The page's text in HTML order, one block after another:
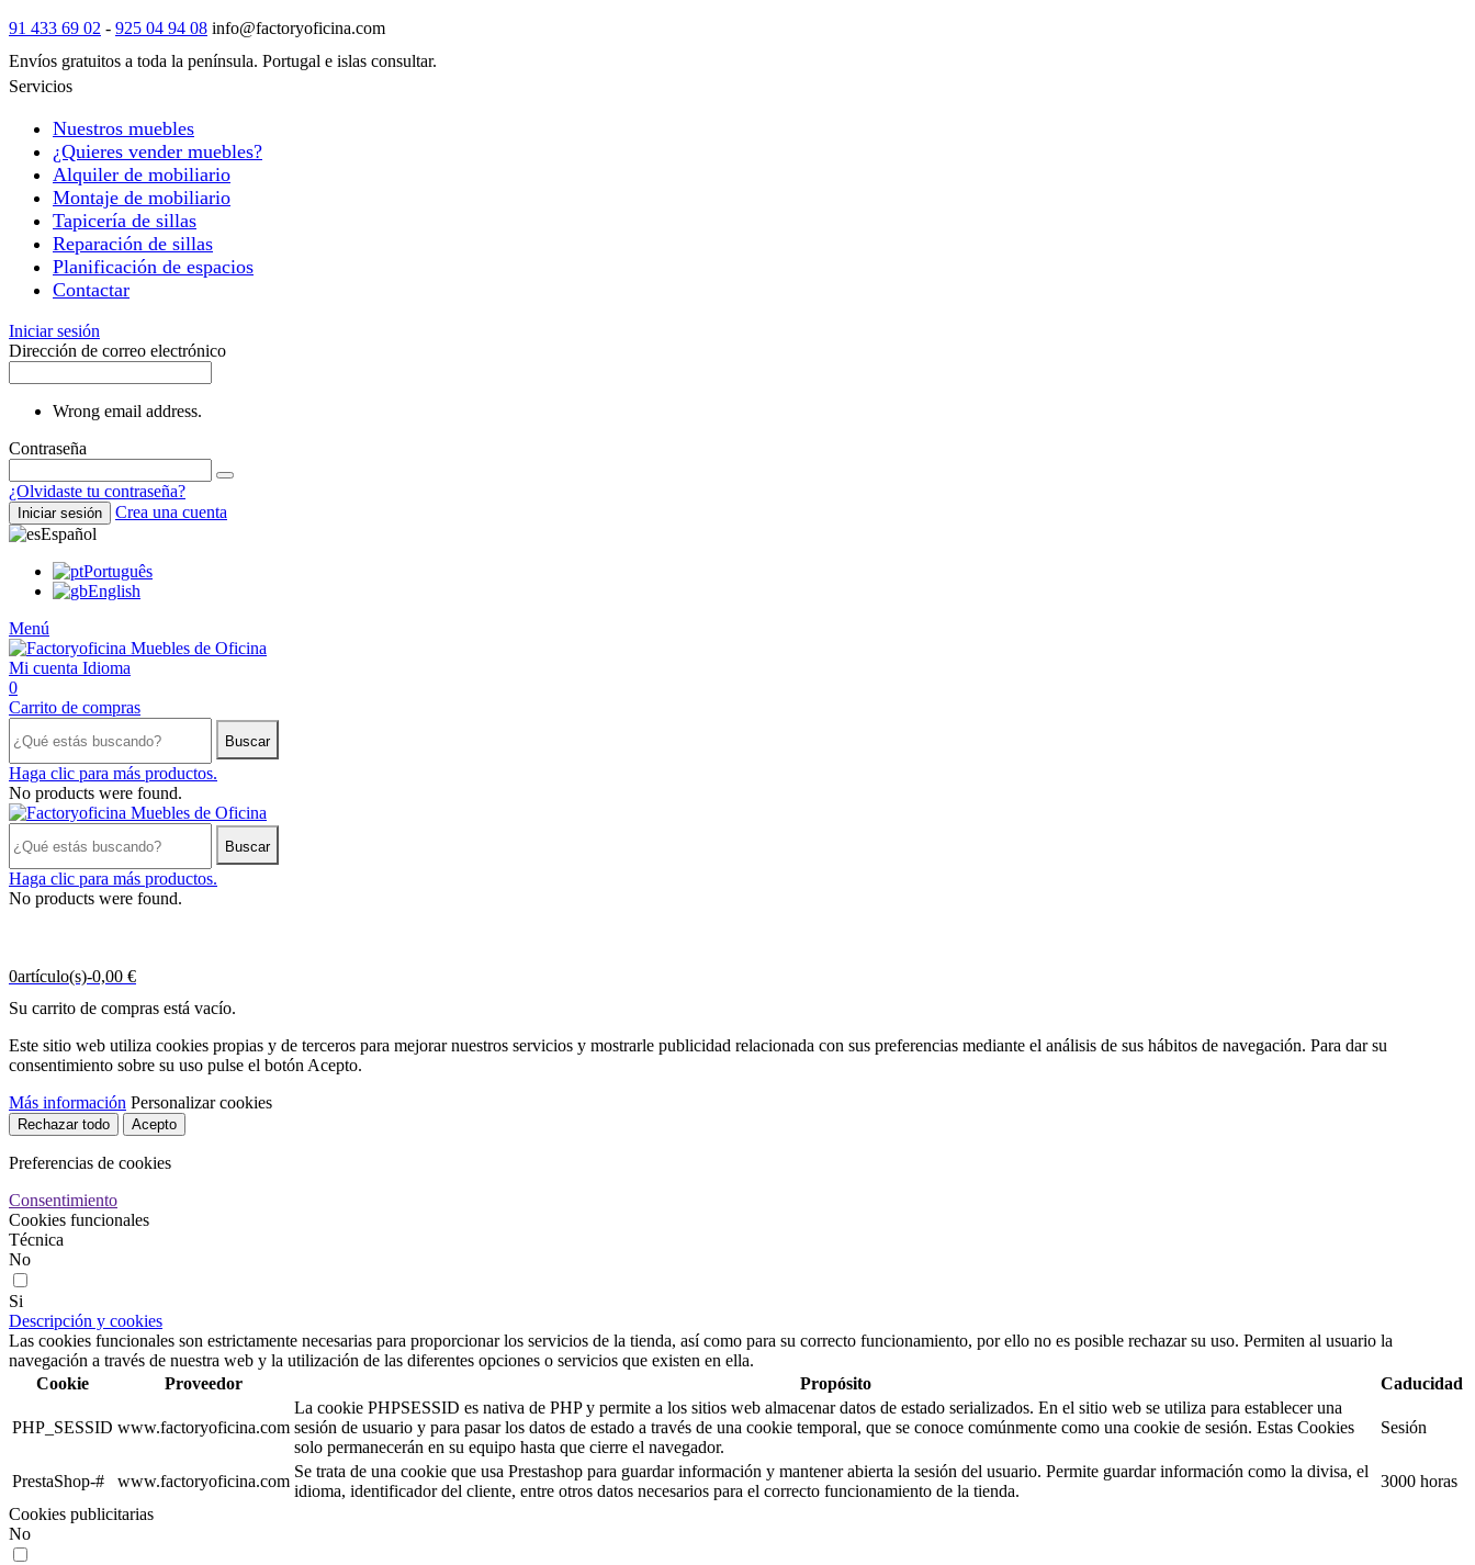
91 433 69 02 - 925 04 94 08 info@factoryoficina.com
Envíos gratuitos a toda la península. Portugal e islas consultar.
Servicios
Nuestros muebles
¿Quieres vender muebles?
Alquiler de mobiliario
Montaje de mobiliario
Tapicería de sillas
Reparación de sillas
Planificación de espacios
Contactar
Iniciar sesión
Dirección de correo electrónico
Wrong email address.
Contraseña
¿Olvidaste tu contraseña?
Iniciar sesión
Crea una cuenta
Español
Português
English
Menú
Mi cuenta Idioma
0
Carrito de compras
Buscar
Haga clic para más productos.
No products were found.
Buscar
Haga clic para más productos.
No products were found.
0artículo(s)-0,00 €
Su carrito de compras está vacío.
Este sitio web utiliza cookies propias y de terceros para mejorar nuestros servicios y mostrarle publicidad relacionada con sus preferencias mediante el análisis de sus hábitos de navegación. Para dar su
consentimiento sobre su uso pulse el botón Acepto.
Más información Personalizar cookies
Rechazar todo Acepto
Preferencias de cookies
Consentimiento
Cookies funcionales
Técnica
No
Si
Descripción y cookies
Las cookies funcionales son estrictamente necesarias para proporcionar los servicios de la tienda, así como para su correcto funcionamiento, por ello no es posible rechazar su uso. Permiten al usuario la
navegación a través de nuestra web y la utilización de las diferentes opciones o servicios que existen en ella.
Cookie
Proveedor Propósito Caducidad
PHP_SESSID www.factoryoficina.com
La cookie PHPSESSID es nativa de PHP y permite a los sitios web almacenar datos de estado serializados. En el sitio web se utiliza para establecer una
sesión de usuario y para pasar los datos de estado a través de una cookie temporal, que se conoce comúnmente como una cookie de sesión. Estas Cookies
solo permanecerán en su equipo hasta que cierre el navegador.
Sesión
PrestaShop-# www.factoryoficina.com
Se trata de una cookie que usa Prestashop para guardar información y mantener abierta la sesión del usuario. Permite guardar información como la divisa, el
idioma, identificador del cliente, entre otros datos necesarios para el correcto funcionamiento de la tienda.
3000 horas
Cookies publicitarias
No